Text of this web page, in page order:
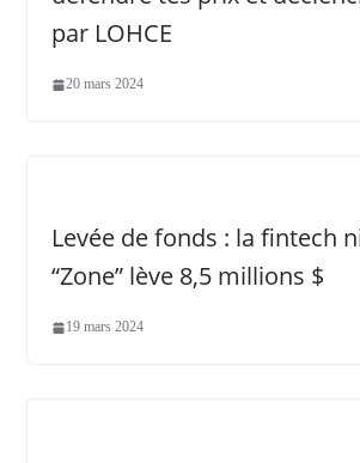
par LOHCE
20 mars 2024
Levée de fonds : la fintech
“Zone” lève 8,5 millions $
19 mars 2024